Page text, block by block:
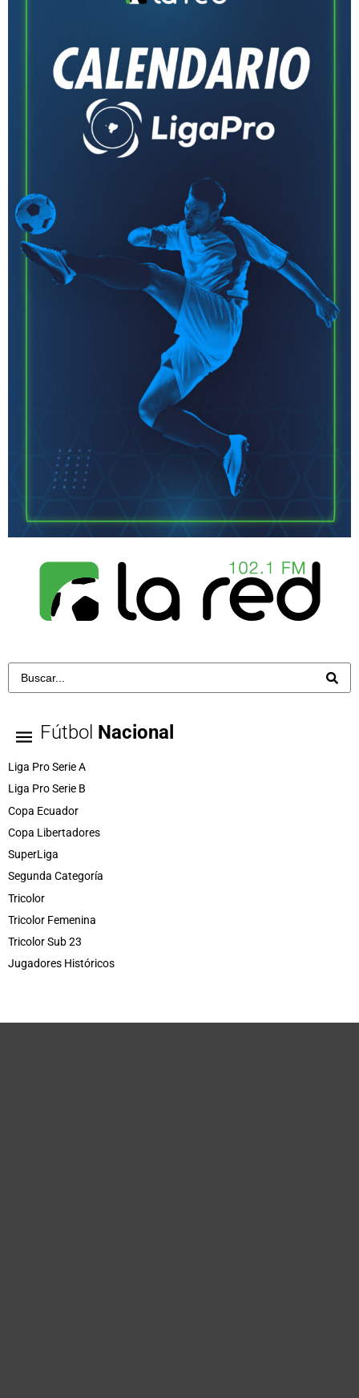
Fútbol Nacional
Liga Pro Serie A
Liga Pro Serie B
Copa Ecuador
Copa Libertadores
SuperLiga
Segunda Categoría
Tricolor
Tricolor Femenina
Tricolor Sub 23
Jugadores Históricos